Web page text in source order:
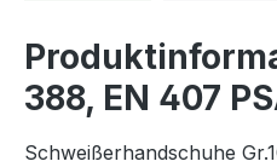
388, EN 407
Schweißerhandschuhe